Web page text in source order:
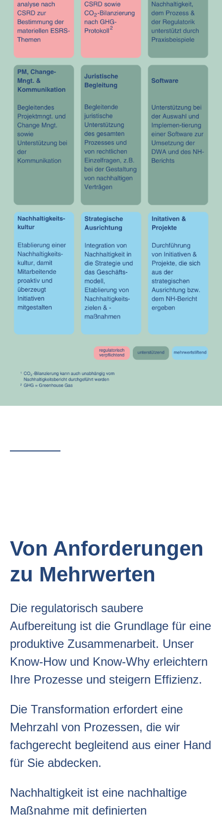
Von Anforderungen
zu Mehrwerten
Die regulatorisch saubere
Aufbereitung ist die Grundlage für eine
produktive Zusammenarbeit. Unser
Know-How und Know-Why erleichtern
Ihre Prozesse und steigern Effizienz.
Die Transformation erfordert eine
Mehrzahl von Prozessen, die wir
fachgerecht begleitend aus einer Hand
für Sie abdecken.
Nachhaltigkeit ist eine nachhaltige
Maßnahme mit definierten